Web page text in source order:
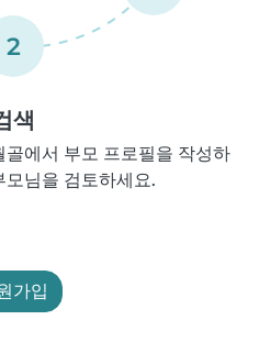
2
색
에서 부모 프로필을 작성하
모님을 검토하세요.
가입